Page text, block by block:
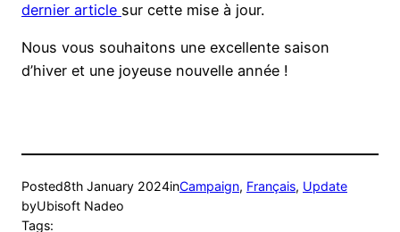
dernier article sur cette mise à jour.
Nous vous souhaitons une excellente saison
d’hiver et une joyeuse nouvelle année !
Posted8th January 2024inCampaign, Français, Update
byUbisoft Nadeo
Tags: